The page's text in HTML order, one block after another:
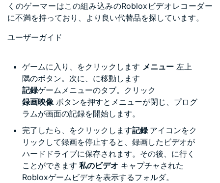
くのゲーマーはこの組み込みのRobloxビデオレコーダー
に不満を持っており、より良い代替品を探しています。
ユーザーガイド
ゲームに入り、をクリックします メニュー 左上
隅のボタン。次に、に移動します
記録ゲームメニューのタブ。クリック
録画映像ボタンを押すとメニューが閉じ、プログ
ラムが画面の記録を開始します。
完了したら、をクリックします記録 アイコンをク
リックして録画を停止すると、録画したビデオが
ハードドライブに保存されます。その後、に行く
ことができます 私のビデオ キャプチャされた
Robloxゲームビデオを表示するフォルダ。